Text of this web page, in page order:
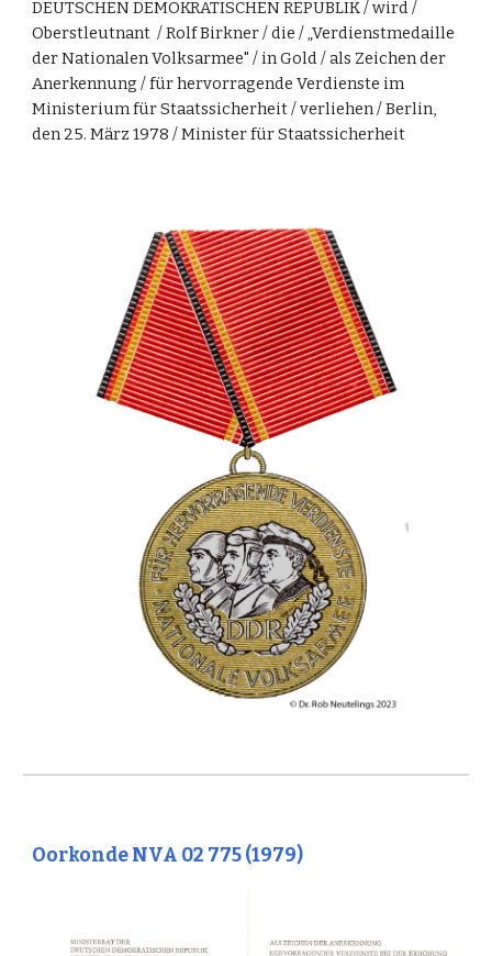
DEUTSCHEN DEMOKRATISCHEN REPUBLIK / wird /
Oberstleutnant /Rolf Birkner/ die / „Verdienstmedaille
der Nationalen Volksarmee" / in Gold / als Zeichen der
Anerkennung / für hervorragende Verdienste im
Ministerium für Staatssicherheit / verliehen / Berlin,
den 25. März 1978 / Minister fürStaatssicherheit
Oorkonde NVA 02 775 (1979)